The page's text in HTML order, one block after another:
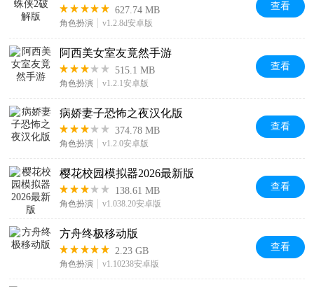
627.74 MB
角色扮演 v1.2.8d安卓版
查看
阿西美女室友竟然手游
515.1 MB
角色扮演 v1.2.1安卓版
查看
病娇妻子恐怖之夜汉化版
374.78 MB
角色扮演 v1.2.0安卓版
查看
樱花校园模拟器2026最新版
138.61 MB
角色扮演 v1.038.20安卓版
查看
方舟终极移动版
2.23 GB
角色扮演 v1.10238安卓版
查看